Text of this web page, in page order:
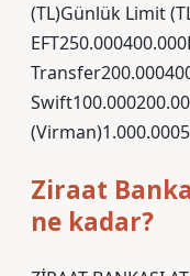
(TL)Günlük Limit
Ziraat
ne kadar?